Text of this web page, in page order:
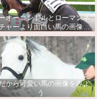
オーコンドルとローマンネ
ャーより面白い馬の画像っ
てあるの？
から可愛い馬の画像をみよ
う